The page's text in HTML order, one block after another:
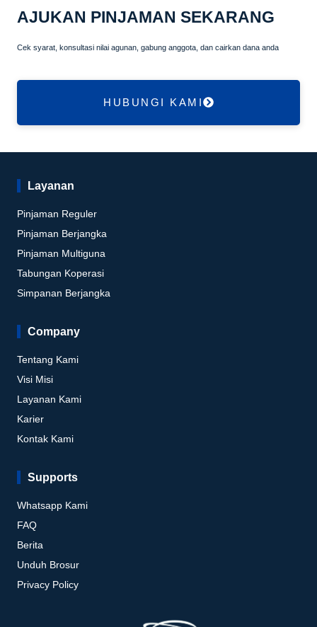
AJUKAN PINJAMAN SEKARANG
Cek syarat, konsultasi nilai agunan, gabung anggota, dan cairkan dana anda
HUBUNGI KAMI
Layanan
Pinjaman Reguler
Pinjaman Berjangka
Pinjaman Multiguna
Tabungan Koperasi
Simpanan Berjangka
Company
Tentang Kami
Visi Misi
Layanan Kami
Karier
Kontak Kami
Supports
Whatsapp Kami
FAQ
Berita
Unduh Brosur
Privacy Policy